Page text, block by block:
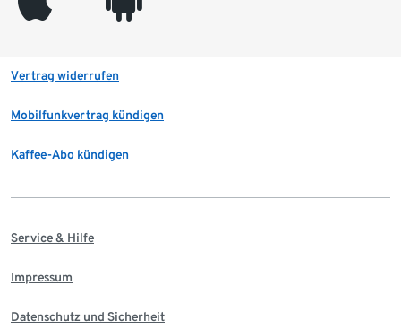
Vertrag widerrufen
Mobilfunkvertrag kündigen
Kaffee-Abo kündigen
Service & Hilfe
Impressum
Datenschutz und Sicherheit